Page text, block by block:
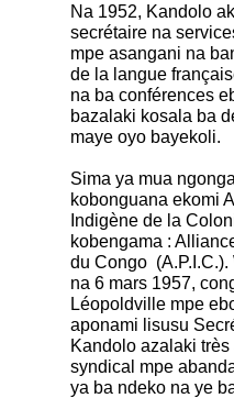
Na 1952, Kandolo
secrétaire na
mpe asangani na
de la langue
na ba conférences
bazalaki kosala ba
maye oyo bayekoli.
Sima ya mua
kobonguana ekomi
Indigène de la
kobengama :
du Congo
na 6 mars 1957,
Léopoldville mpe
aponami lisusu
Kandolo azalaki
syndical mpe
ya ba ndeko na ye